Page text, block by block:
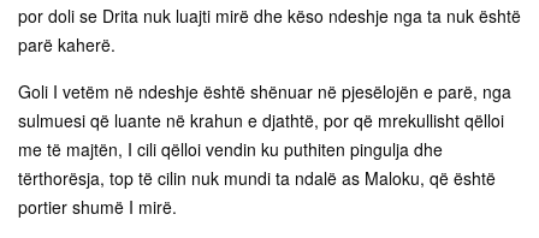
por doli se Drita nuk luajti mirë dhe këso ndeshje nga ta nuk është
parë kaherë.
Goli I vetëm në ndeshje është shënuar në pjesëlojën e parë, nga
sulmuesi që luante në krahun e djathtë, por që mrekullisht qëlloi
me të majtën, I cili qëlloi vendin ku puthiten pingulja dhe
tërthorësja, top të cilin nuk mundi ta ndalë as Maloku, që është
portier shumë I mirë.